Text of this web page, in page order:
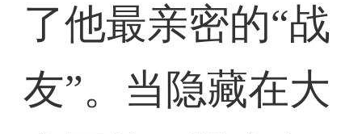
了他最亲密的“战
友”。当隐藏在大